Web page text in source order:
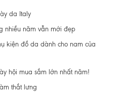
da Italy
nhiều năm vẫn mới đẹp
kiện đồ da dành cho nam của
hội mua sắm lớn nhất năm!
thắt lưng